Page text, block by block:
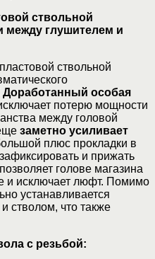
ствольной
между глушителем и
ствольной
Доработанный особая
потерю мощности
между головой
заметно усиливает
плюс прокладки в
и прижать
голове магазина
и исключает люфт. Помимо
устанавливается
стволом, что также
с резьбой: